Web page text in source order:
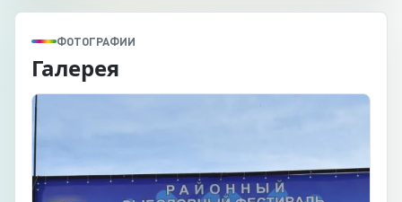
ФОТОГРАФИИ
Галерея